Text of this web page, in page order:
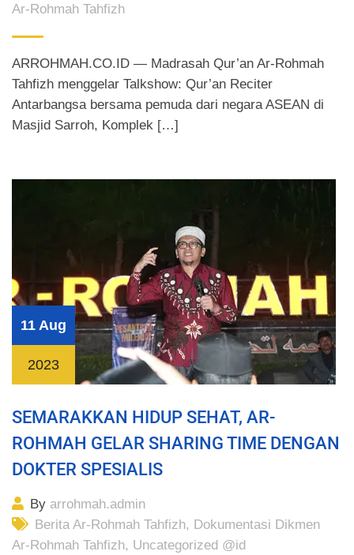
Ar-Rohmah Tahfizh
ARROHMAH.CO.ID — Madrasah Qur’an Ar-Rohmah
Tahfizh menggelar Talkshow: Qur’an Reciter
Antarbangsa bersama pemuda dari negara ASEAN di
Masjid Sarroh, Komplek […]
11 Aug
2023
SEMARAKKAN HIDUP SEHAT, AR-
ROHMAH GELAR SHARING TIME DENGAN
DOKTER SPESIALIS
By arrohmah.admin
Berita Ar-Rohmah Tahfizh, Dokumentasi Dikmen
Ar-Rohmah Tahfizh, Uncategorized @id